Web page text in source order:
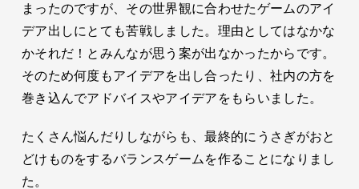
まったのですが、その世界観に合わせたゲームのアイ
デア出しにとても苦戦しました。理由としてはなかな
かそれだ！とみんなが思う案が出なかったからです。
そのため何度もアイデアを出し合ったり、社内の方を
巻き込んでアドバイスやアイデアをもらいました。
たくさん悩んだりしながらも、最終的にうさぎがおと
どけものをするバランスゲームを作ることになりまし
た。